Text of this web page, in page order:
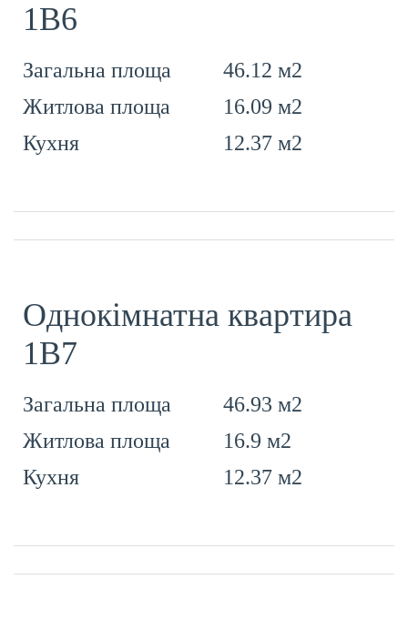
1В6
Загальна площа
46.12 м2
Житлова площа
16.09 м2
Кухня
12.37 м2
Однокімнатна квартира
1В7
Загальна площа
46.93 м2
Житлова площа
16.9 м2
Кухня
12.37 м2